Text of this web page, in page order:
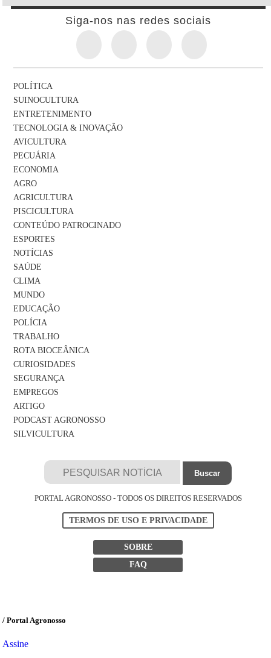
Siga-nos nas redes sociais
POLÍTICA
SUINOCULTURA
ENTRETENIMENTO
TECNOLOGIA & INOVAÇÃO
AVICULTURA
PECUÁRIA
ECONOMIA
AGRO
AGRICULTURA
PISCICULTURA
CONTEÚDO PATROCINADO
ESPORTES
NOTÍCIAS
SAÚDE
CLIMA
MUNDO
EDUCAÇÃO
POLÍCIA
TRABALHO
ROTA BIOCEÂNICA
CURIOSIDADES
SEGURANÇA
EMPREGOS
ARTIGO
PODCAST AGRONOSSO
SILVICULTURA
PORTAL AGRONOSSO - TODOS OS DIREITOS RESERVADOS
TERMOS DE USO E PRIVACIDADE
SOBRE
FAQ
/ Portal Agronosso
Assine